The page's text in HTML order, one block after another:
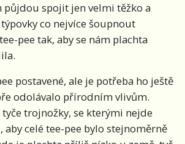
půjdou spojit jen velmi těžko a
co nejvíce šoupnout
pee tak, aby se nám plachta
postavené, ale je potřeba ho ještě
odolávalo přírodním vlivům.
trojnožky, se kterými nejde
aby celé tee-pee bylo stejnoměrně